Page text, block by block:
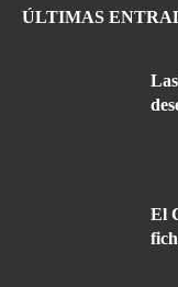
ÚLTIMAS
El